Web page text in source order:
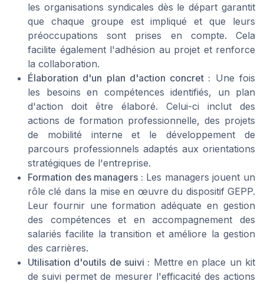
les organisations syndicales dès le départ garantit
que chaque groupe est impliqué et que leurs
préoccupations sont prises en compte. Cela
facilite également l'adhésion au projet et renforce
la collaboration.
Élaboration d'un plan d'action concret : Une fois
les besoins en compétences identifiés, un plan
d'action doit être élaboré. Celui-ci inclut des
actions de formation professionnelle, des projets
de mobilité interne et le développement de
parcours professionnels adaptés aux orientations
stratégiques de l'entreprise.
Formation des managers : Les managers jouent un
rôle clé dans la mise en œuvre du dispositif GEPP.
Leur fournir une formation adéquate en gestion
des compétences et en accompagnement des
salariés facilite la transition et améliore la gestion
des carrières.
Utilisation d'outils de suivi : Mettre en place un kit
de suivi permet de mesurer l'efficacité des actions